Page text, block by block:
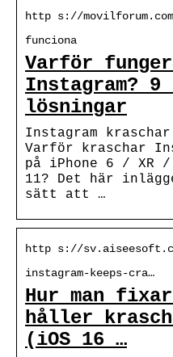
http s://
funciona
Varför
Instagram? 9
lösningar
Instagram kraschar
Varför kraschar
på iPhone 6 / XR
11? Det här
sätt att …
http s://
instagram-keeps-cra…
Hur man
håller
(iOS 16 …